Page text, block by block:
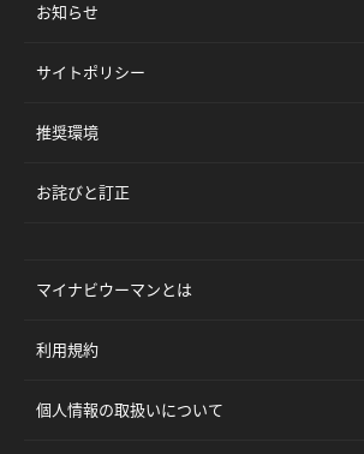
お知らせ
サイトポリシー
推奨環境
お詫びと訂正
マイナビウーマンとは
利用規約
個人情報の取扱いについて